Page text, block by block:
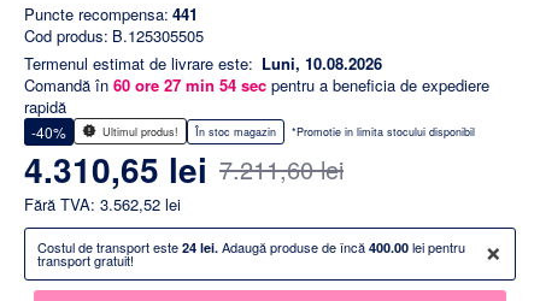
Termenul estimat de livrare este: Luni, 10.08.2026
Puncte recompensa: 441
Cod produs: B.125305505
Comandă în 60 ore 27 min 54 sec pentru a beneficia de expediere
rapidă
Ultimul produs! În stoc magazin *Promotie in limita stocului disponibil
-40%
4.310,65 lei 7.211,60 lei
Fără TVA: 3.562,52 lei
×
Costul de transport este 24 lei. Adaugă produse de încă 400.00 lei pentru
transport gratuit!